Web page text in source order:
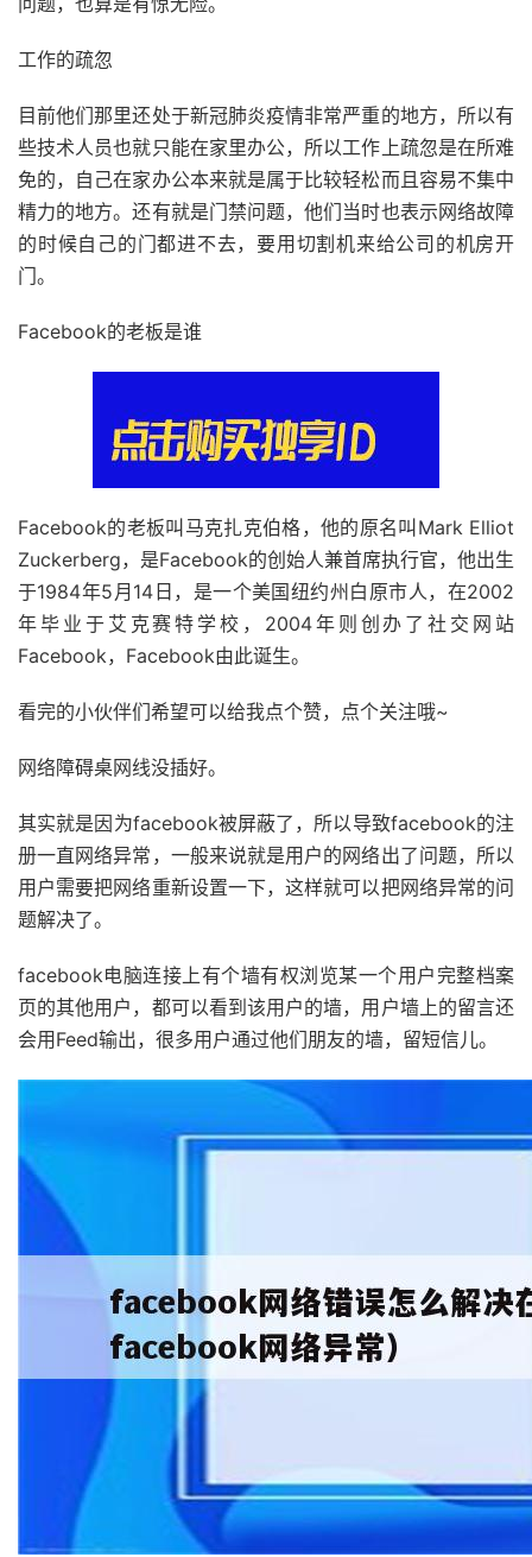
工作的疏忽
目前他们那里还处于新冠肺炎疫情非常严重的地方，所以有
些技术人员也就只能在家里办公，所以工作上疏忽是在所难
免的，自己在家办公本来就是属于比较轻松而且容易不集中
精力的地方。还有就是门禁问题，他们当时也表示网络故障
的时候自己的门都进不去，要用切割机来给公司的机房开
门。
Facebook的老板是谁
Facebook的老板叫马克扎克伯格，他的原名叫Mark Elliot
Zuckerberg，是Facebook的创始人兼首席执行官，他出生
于1984年5月14日，是一个美国纽约州白原市人，在2002
年毕业于艾克赛特学校，2004年则创办了社交网站
Facebook，Facebook由此诞生。
看完的小伙伴们希望可以给我点个赞，点个关注哦~
网络障碍桌网线没插好。
其实就是因为facebook被屏蔽了，所以导致facebook的注
册一直网络异常，一般来说就是用户的网络出了问题，所以
用户需要把网络重新设置一下，这样就可以把网络异常的问
题解决了。
facebook电脑连接上有个墙有权浏览某一个用户完整档案
页的其他用户，都可以看到该用户的墙，用户墙上的留言还
会用Feed输出，很多用户通过他们朋友的墙，留短信儿。